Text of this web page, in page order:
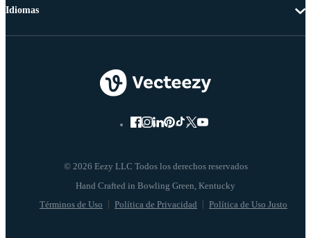
© 2026 Eezy LLC Todos los derechos reservados
Términos de Uso Política de Privacidad Política de Uso Justo
Idiomas